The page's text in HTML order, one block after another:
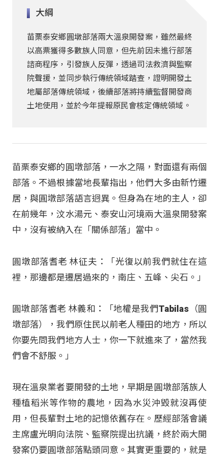
大綱
苗栗泰安鄉圓墩部落兩大溫泉開發案，雖然最終
以高票獲得多數族人同意，但先前因未進行部落
諮商程序，引發族人反彈，透過司法救濟與監察
院聲援，並同步執行傳統領域踏查，證明開發土
地屬部落傳統領域，後續部落將持續監督開發商
土地使用，並於今年提報原民會核定傳統領域。
苗栗泰安鄉的圓墩部落，一水之隔，對面還有兩個
部落。不過根據當地長輩指出，他們大多由新竹遷
居，與圓墩部落語言迥異。但身為在地的主人，卻
在前幾年，汶水湯元、泰安山河境兩大溫泉開發案
中，沒有被納入在「關係部落」當中。
圓墩部落耆老 林征夫：「光復以前我們就住在這
裡，那邊都是遷居過來的，南庄、五峰、尖石。」
圓墩部落耆老 林義和：「地權是我們Tabilas（圓
墩部落），我們原住民以前老人種田的地方，所以
你要先問我們地方人士，你一下就進來了，當然我
們會不舒服。」
現在溫泉業者要開發的土地，早期是圓墩部落族人
種植稻米等作物的農地，因為水災沖毀就沒再使
用，但長輩對土地的記憶依舊存在。歷經部落會議
主席盧光明向法院、監察院提出抗議，終於兩大開
發案仍要圓墩部落點頭同意。其實更重要的，就是